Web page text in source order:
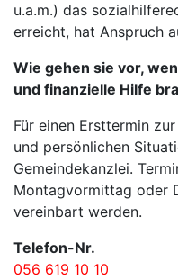
u.a.m.) das
erreicht, hat Anspruch
Wie gehen sie vor,
und finanzielle Hilfe
Für einen Ersttermin
und persönlichen
Gemeindekanzlei.
Montagvormittag oder
vereinbart werden.
Telefon-Nr.
056 619 10 10